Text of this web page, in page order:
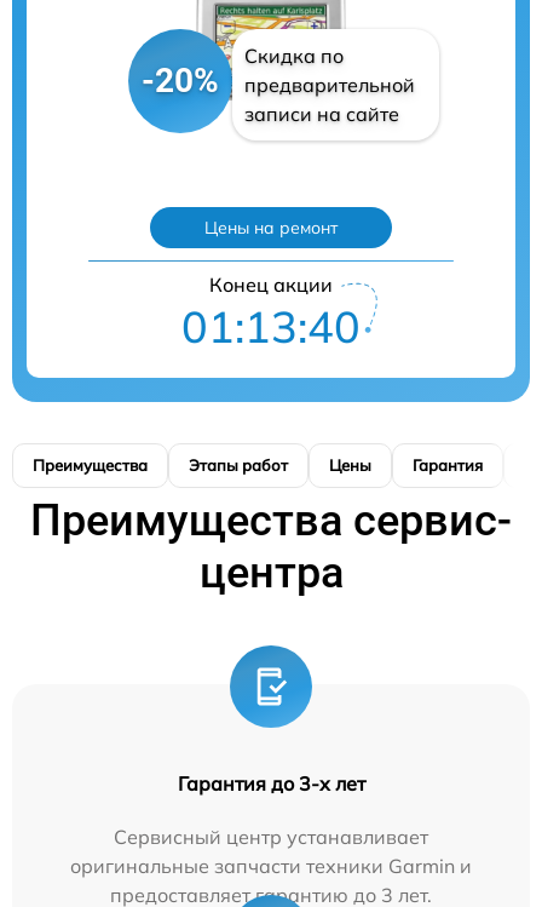
-20%
Скидка по
предварительной
записи на сайте
Цены на ремонт
Конец акции
01:13:39
Преимущества Этапы работ Цены Гарантия
Преимущества сервис-
центра
Гарантия до 3-х лет
Сервисный центр устанавливает
оригинальные запчасти техники Garmin и
предоставляет гарантию до 3 лет.